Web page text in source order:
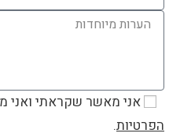
אני מאשר שקראתי ואני
הפרטיות.